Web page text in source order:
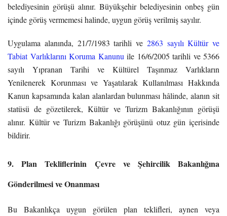
belediyesinin görüşü alınır. Büyükşehir belediyesinin onbeş gün
içinde görüş vermemesi halinde, uygun görüş verilmiş sayılır.
Uygulama alanında, 21/7/1983 tarihli ve 2863 sayılı Kültür ve
Tabiat Varlıklarını Koruma Kanunu ile 16/6/2005 tarihli ve 5366
sayılı Yıpranan Tarihi ve Kültürel Taşınmaz Varlıkların
Yenilenerek Korunması ve Yaşatılarak Kullanılması Hakkında
Kanun kapsamında kalan alanlardan bulunması hâlinde, alanın sit
statüsü de gözetilerek, Kültür ve Turizm Bakanlığının görüşü
alınır. Kültür ve Turizm Bakanlığı görüşünü otuz gün içerisinde
bildirir.
9. Plan Tekliflerinin Çevre ve Şehircilik Bakanlığına
Gönderilmesi ve Onanması
Bu Bakanlıkça uygun görülen plan teklifleri, aynen veya